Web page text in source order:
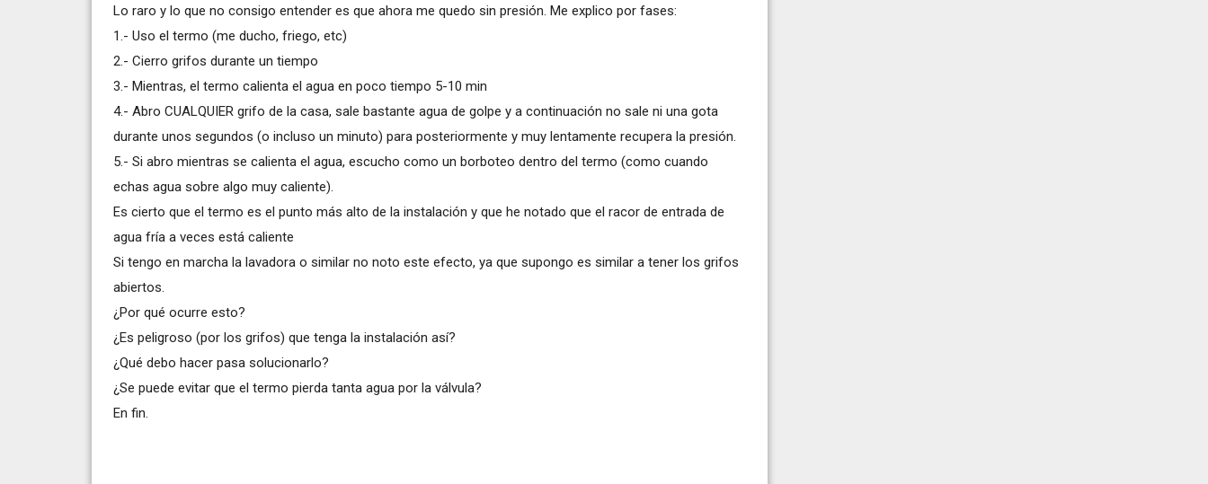
Lo raro y lo que no consigo entender es que ahora me quedo sin presión. Me explico por fases:
1.- Uso el termo (me ducho, friego, etc)
2.- Cierro grifos durante un tiempo
3.- Mientras, el termo calienta el agua en poco tiempo 5-10 min
4.- Abro CUALQUIER grifo de la casa, sale bastante agua de golpe y a continuación no sale ni una gota
durante unos segundos (o incluso un minuto) para posteriormente y muy lentamente recupera la presión.
5.- Si abro mientras se calienta el agua, escucho como un borboteo dentro del termo (como cuando
echas agua sobre algo muy caliente).
Es cierto que el termo es el punto más alto de la instalación y que he notado que el racor de entrada de
agua fría a veces está caliente
Si tengo en marcha la lavadora o similar no noto este efecto, ya que supongo es similar a tener los grifos
abiertos.
¿Por qué ocurre esto?
¿Es peligroso (por los grifos) que tenga la instalación así?
¿Qué debo hacer pasa solucionarlo?
¿Se puede evitar que el termo pierda tanta agua por la válvula?
En fin.